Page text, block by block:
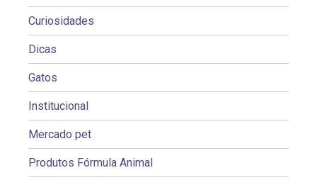
Curiosidades
Dicas
Gatos
Institucional
Mercado pet
Produtos Fórmula Animal